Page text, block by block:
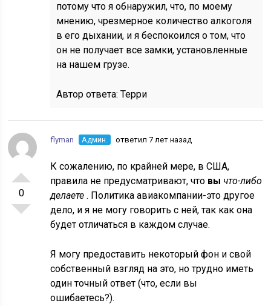
потому что я обнаружил, что, по моему
мнению, чрезмерное количество алкоголя
в его дыхании, и я беспокоился о том, что
он не получает все замки, установленные
на нашем грузе.
Автор ответа:Терри
0
flyman Админ. ответил 7 лет назад
К сожалению, по крайней мере, в США,
правила не предусматривают, что вы что-либо
делаете. Политика авиакомпании-это другое
дело, и я не могу говорить с ней, так как она
будет отличаться в каждом случае.
Я могу предоставить некоторый фон и свой
собственный взгляд на это, но трудно иметь
один точный ответ (что, если вы
ошибаетесь?).